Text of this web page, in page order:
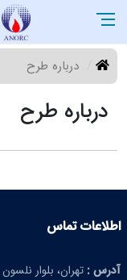
درباره طرح
درباره طرح
اطلاعات تماس
آدرس : تهران، بلوار